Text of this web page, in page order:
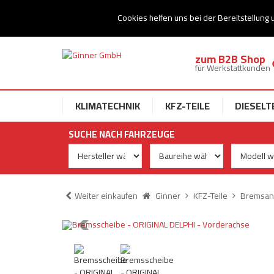
Cookies helfen uns bei der Bereitstellung
Ihr Speziallist für Dieseltechnik
zum B2B Shop
für Werkstattkunden
KLIMATECHNIK KFZ-TEILE
SUCHE NACH FAHRZEUGE
Weiter einkaufen Ginner KFZ-Teile